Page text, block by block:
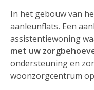
In het gebouw van
aanleunflats. Een
assistentiewoning
met uw
ondersteuning en
woonzorgcentrum